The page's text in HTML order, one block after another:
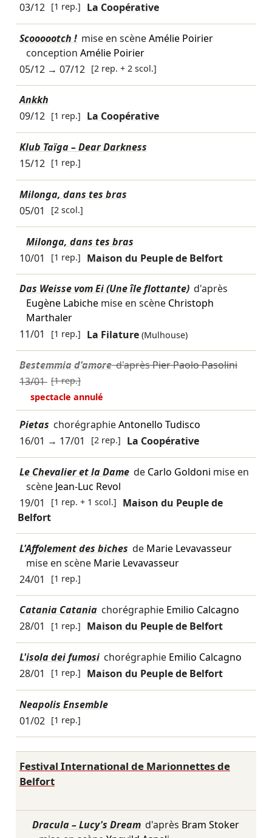
03/12 [1 rep.] La Coopérative
Scoooootch ! mise en scèneAmélie Poirier
conception Amélie Poirier
05/12→ 07/12 [2 rep. + 2 scol.]
Ankkh
09/12 [1 rep.] La Coopérative
Klub Taïga – Dear Darkness
15/12 [1 rep.]
Milonga, dans tes bras
05/01
[2 scol.]
Milonga, dans tes bras
10/01
[1 rep.] Maison du Peuple de Belfort
Das Weisse vom Ei (Une île flottante) d'après
Eugène Labichemise en scène Christoph
Marthaler
11/01
[1 rep.] La Filature (Mulhouse)
Bestemmia d'amored'aprèsPier Paolo Pasolini
13/01 [1 rep.]
spectacle annulé
Pietas chorégraphieAntonello Tudisco
16/01 → 17/01 [2 rep.] La Coopérative
Le Chevalier et la Dame de Carlo Goldoni mise en
scène Jean-Luc Revol
19/01
[1 rep. + 1 scol.]
Maison du Peuple de
Belfort
L'Affolement des biches de Marie Levavasseur
mise en scène Marie Levavasseur
24/01
[1 rep.]
Catania Catania chorégraphie Emilio Calcagno
28/01
[1 rep.] Maison du Peuple de Belfort
L'isola dei fumosi chorégraphie Emilio Calcagno
28/01
[1 rep.] Maison du Peuple de Belfort
Neapolis Ensemble
01/02 [1 rep.]
Festival International de Marionnettes de
Belfort
Dracula – Lucy's Dream d'après Bram Stoker